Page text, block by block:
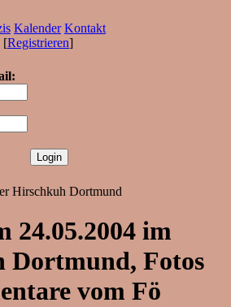
Kalender Kontakt
[Registrieren]
Hirschkuh Dortmund
24.05.2004 im
Dortmund, Fotos
vom Fö